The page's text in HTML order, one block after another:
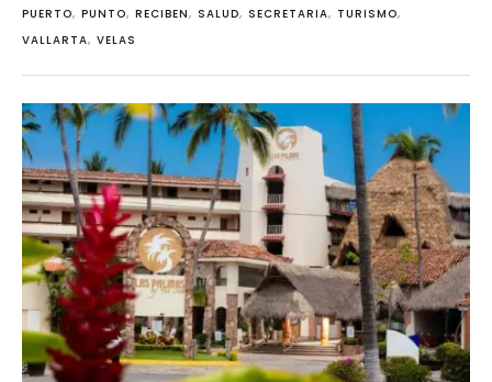
PUERTO, PUNTO, RECIBEN, SALUD, SECRETARIA, TURISMO,
VALLARTA, VELAS